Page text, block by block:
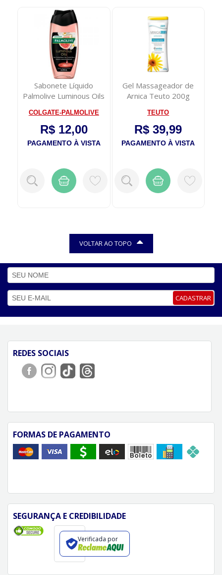
Sabonete Líquido
Palmolive Luminous Oils
COLGATE-PALMOLIVE
R$ 12,00
PAGAMENTO À VISTA
Gel Massageador de
Arnica Teuto 200g
TEUTO
R$ 39,99
PAGAMENTO À VISTA
VOLTAR AO TOPO
CADASTRAR
REDES SOCIAIS
FORMAS DE PAGAMENTO
SEGURANÇA E CREDIBILIDADE
Verificada por